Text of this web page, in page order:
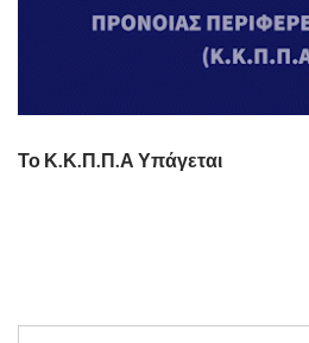
Το Κ.Κ.Π.Π.Α Υπάγεται